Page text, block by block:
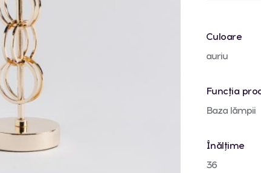
Culoare
auriu
Funcția
Baza lămpii
Înălțime
36